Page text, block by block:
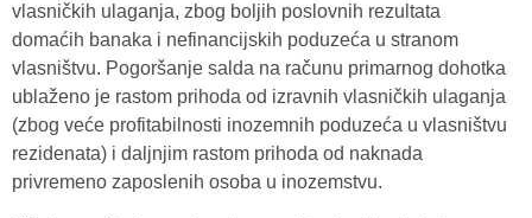
vlasničkih ulaganja, zbog boljih poslovnih rezultata
domaćih banaka i nefinancijskih poduzeća u stranom
vlasništvu. Pogoršanje salda na računu primarnog dohotka
ublaženo je rastom prihoda od izravnih vlasničkih ulaganja
(zbog veće profitabilnosti inozemnih poduzeća u vlasništvu
rezidenata) i daljnjim rastom prihoda od naknada
privremeno zaposlenih osoba u inozemstvu.